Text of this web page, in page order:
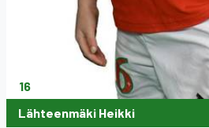
16
Lähteenmäki Heikki